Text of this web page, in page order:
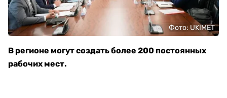
Фото: UKIMET
В регионе могут создать более 200 постоянных
рабочих мест.